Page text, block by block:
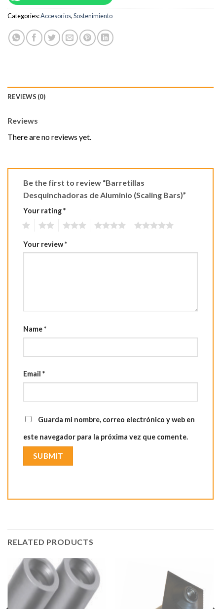
Categories:Accesorios,Sostenimiento
REVIEWS (0)
Reviews
There are no reviews yet.
Be the first to review “Barretillas
Desquinchadoras de Aluminio (Scaling Bars)”
Your rating*
Your review*
Name*
Email *
Guarda mi nombre, correo electrónico y web en
este navegador para la próxima vez que comente.
RELATED PRODUCTS